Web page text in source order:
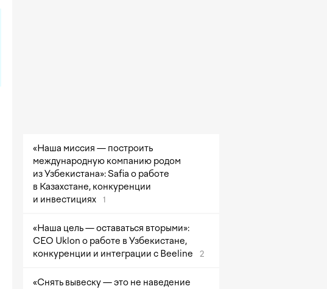
«Наша миссия — построить
международную компанию родом
из Узбекистана»: Safia о работе
в Казахстане, конкуренции
и инвестициях
1
«Наша цель — оставаться вторыми»:
CEO Uklon о работе в Узбекистане,
конкуренции и интеграции с Beeline
2
«Снять вывеску — это не наведение